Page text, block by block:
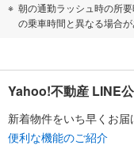
朝の通勤ラッシュ時の所
の乗車時間と異なる場合が
Yahoo!不動産 LINE
新着物件をいち早くお届
便利な機能のご紹介